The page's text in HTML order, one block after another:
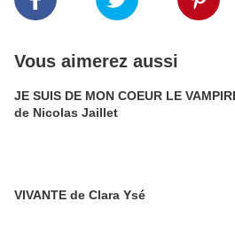
Vous aimerez aussi
JE SUIS DE MON COEUR LE
de Nicolas Jaillet
VIVANTE de Clara Ysé